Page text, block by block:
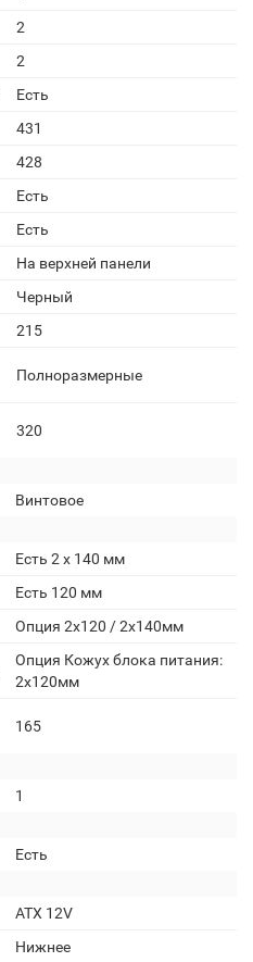
2
2
Есть
431
428
Есть
Есть
На верхней панели
Черный
215
Полноразмерные
320
Винтовое
Есть 2 х 140 мм
Есть 120 мм
Опция 2x120 / 2x140мм
Опция Кожух блока питания:
2x120мм
165
1
Есть
ATX 12V
Нижнее